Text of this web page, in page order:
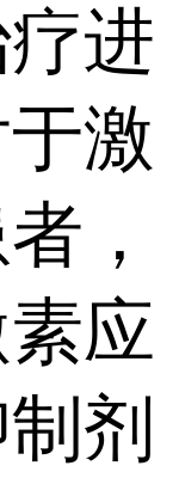
进
激
，
应
剂